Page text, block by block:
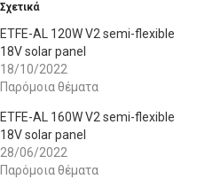
Σχετικά
ETFE-AL 120W V2 semi-flexible
18V solar panel
18/10/2022
Παρόμοια θέματα
ETFE-AL 160W V2 semi-flexible
18V solar panel
28/06/2022
Παρόμοια θέματα